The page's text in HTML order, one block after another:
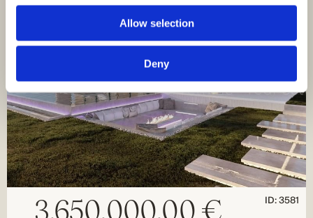
Allow selection
Deny
3.650.000,00 € ID: 3581